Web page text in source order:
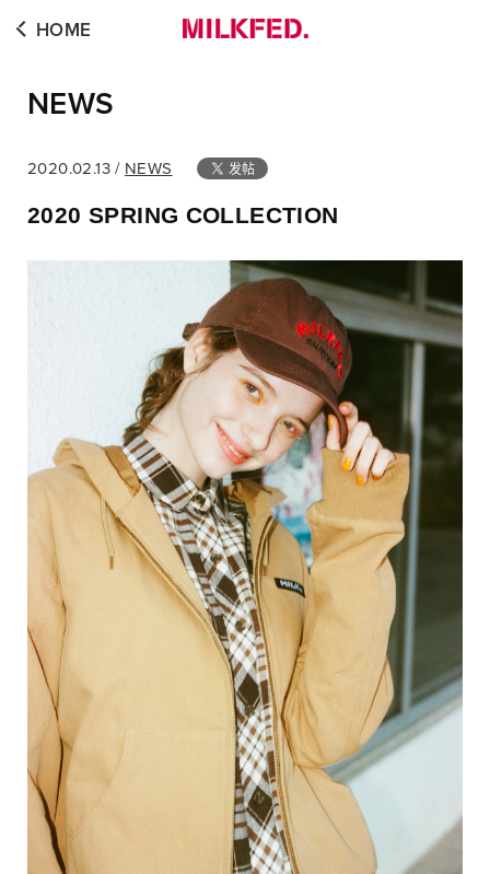
NEWS
HOME
2020.02.13 / NEWS
2020 SPRING COLLECTION